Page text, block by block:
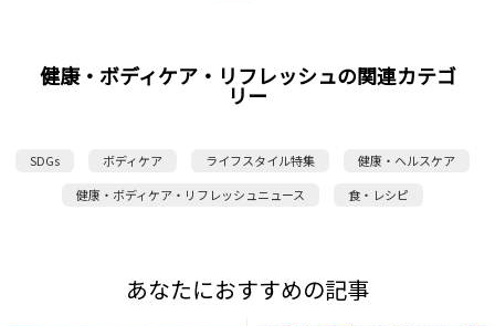
健康・ボディケア・リフレッシュの関連カテゴ
リー
SDGs ボディケア ライフスタイル特集
健康・ヘルスケア
健康・ボディケア・リフレッシュニュース
食・レシピ
あなたにおすすめの記事